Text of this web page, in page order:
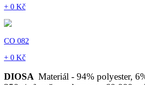
+ 0 Kč
CO 082
+ 0 Kč
DIOSA Materiál - 94% polyester,